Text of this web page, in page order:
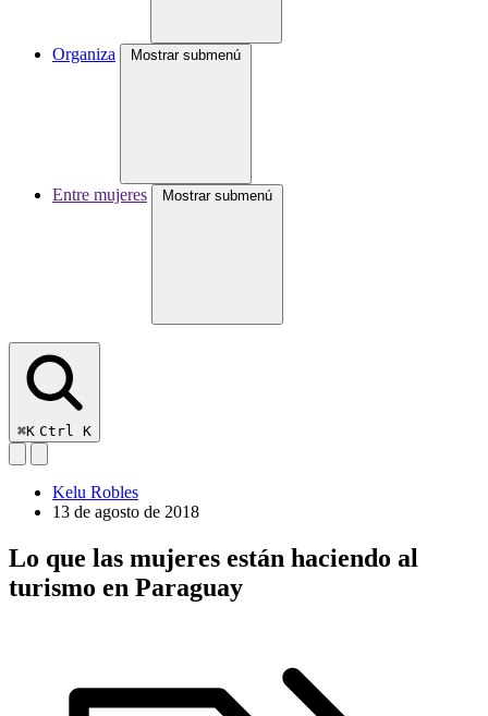
Organiza Mostrar submenú
Entre mujeres Mostrar submenú
⌘K Ctrl K
Kelu Robles
13 de agosto de 2018
Lo que las mujeres están haciendo al
turismo en Paraguay